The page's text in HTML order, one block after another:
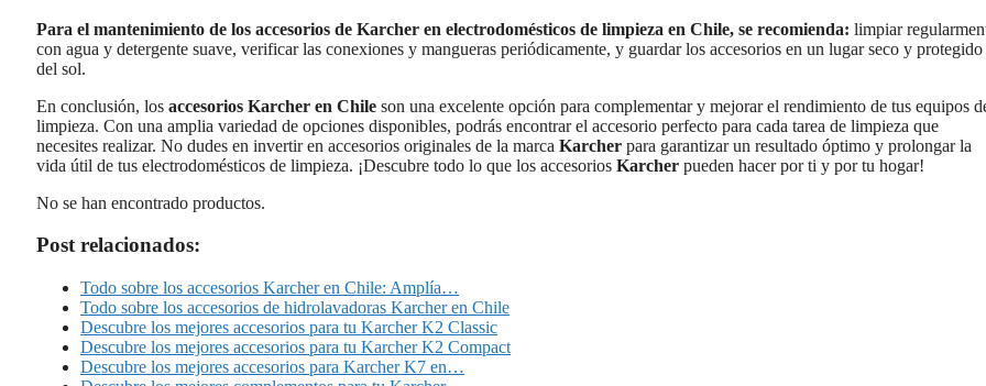
Para el mantenimiento de los accesorios de Karcher en electrodomésticos de limpieza en Chile, se recomienda: limpiar
con agua y detergente suave, verificar las conexiones y mangueras periódicamente, y guardar los accesorios en un lugar seco y protegido
del sol.
En conclusión, los accesorios Karcher en Chile son una excelente opción para complementar y mejorar el rendimiento de tus equipos
limpieza. Con una amplia variedad de opciones disponibles, podrás encontrar el accesorio perfecto para cada tarea de limpieza que
necesites realizar. No dudes en invertir en accesorios originales de la marca Karcher para garantizar un resultado óptimo y prolongar la
vida útil de tus electrodomésticos de limpieza. ¡Descubre todo lo que los accesorios Karcher pueden hacer por ti y por tu hogar!
No se han encontrado productos.
Post relacionados:
Todo sobre los accesorios Karcher en Chile: Amplía…
Todo sobre los accesorios de hidrolavadoras Karcher en Chile
Descubre los mejores accesorios para tu Karcher K2 Classic
Descubre los mejores accesorios para tu Karcher K2 Compact
Descubre los mejores accesorios para Karcher K7 en…